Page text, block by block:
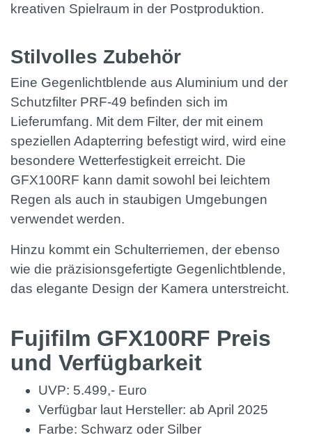
kreativen Spielraum in der Postproduktion.
Stilvolles Zubehör
Eine Gegenlichtblende aus Aluminium und der
Schutzfilter PRF-49 befinden sich im
Lieferumfang. Mit dem Filter, der mit einem
speziellen Adapterring befestigt wird, wird eine
besondere Wetterfestigkeit erreicht. Die
GFX100RF kann damit sowohl bei leichtem
Regen als auch in staubigen Umgebungen
verwendet werden.
Hinzu kommt ein Schulterriemen, der ebenso
wie die präzisionsgefertigte Gegenlichtblende,
das elegante Design der Kamera unterstreicht.
Fujifilm GFX100RF Preis
und Verfügbarkeit
UVP: 5.499,- Euro
Verfügbar laut Hersteller: ab April 2025
Farbe: Schwarz oder Silber